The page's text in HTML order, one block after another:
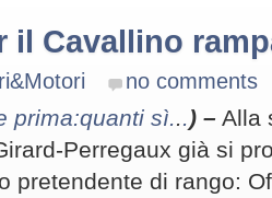
il Cavallino
no comments
prima:quanti sì. ) – Alla
Perregaux già si
pretendente di rango: